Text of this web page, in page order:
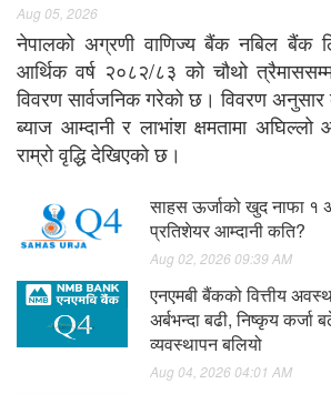
Aug 05, 2026
नेपालको अग्रणी वाणिज्य बैंक नबिल बैंक
आर्थिक वर्ष २०८२/८३ को चौथो
विवरण सार्वजनिक गरेको छ। विवरण
ब्याज आम्दानी र लाभांश क्षमतामा अघिल्लो
राम्रो वृद्धि देखिएको छ।
साहस ऊर्जाको खुद नाफा १
प्रतिशेयर आम्दानी कति?
Aug 02, 2026 09:39 AM
एनएमबी बैंकको वित्तीय
अर्बभन्दा बढी, निष्कृय कर्जा
व्यवस्थापन बलियो
Aug 04, 2026 04:01 AM